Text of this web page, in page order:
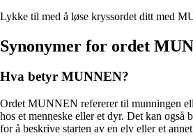
Lykke til med å løse kryssordet ditt med
Synonymer for ordet
Hva betyr MUNNEN?
Ordet MUNNEN refererer til munningen
hos et menneske eller et dyr. Det kan også
for å beskrive starten av en elv eller et